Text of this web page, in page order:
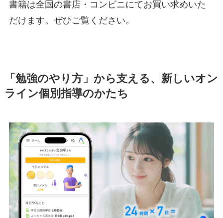
書籍は全国の書店・コンビニにてお買い求めいた
だけます。ぜひご覧ください。
「勉強のやり方」から支える、新しいオン
ライン個別指導のかたち